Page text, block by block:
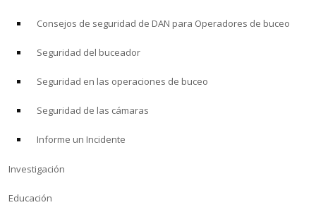
Alert Diver
Consejos de seguridad de DAN para Operadores de buceo
Seguridad del buceador
Seguridad en las operaciones de buceo
Seguridad de las cámaras
Informe un Incidente
Investigación
Educación